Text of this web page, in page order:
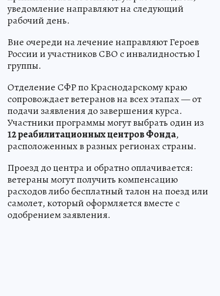
уведомление направляют на следующий
рабочий день.
Вне очереди на лечение направляют Героев
России и участников СВО с инвалидностью I
группы.
Отделение СФР по Краснодарскому краю
сопровождает ветеранов на всех этапах — от
подачи заявления до завершения курса.
Участники программы могут выбрать один из
12 реабилитационных центров Фонда,
расположенных в разных регионах страны.
Проезд до центра и обратно оплачивается:
ветераны могут получить компенсацию
расходов либо бесплатный талон на поезд или
самолет, который оформляется вместе с
одобрением заявления.